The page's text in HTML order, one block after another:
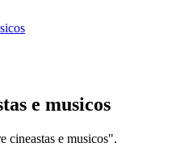
e musicos
cineastas e musicos".